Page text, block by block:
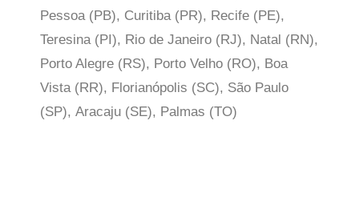
Pessoa (PB), Curitiba (PR), Recife (PE),
Teresina (PI), Rio de Janeiro (RJ), Natal (RN),
Porto Alegre (RS), Porto Velho (RO), Boa
Vista (RR), Florianópolis (SC), São Paulo
(SP), Aracaju (SE), Palmas (TO)